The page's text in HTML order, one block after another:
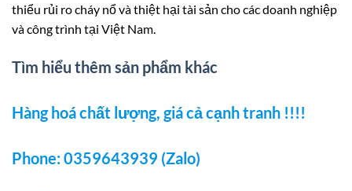
thiểu rủi ro cháy nổ và thiệt hại tài sản cho các doanh nghiệp
và công trình tại Việt Nam.
Tìm hiểu thêm sản phẩm khác
Hàng hoá chất lượng, giá cả cạnh tranh !!!!
Phone: 0359643939 (Zalo)